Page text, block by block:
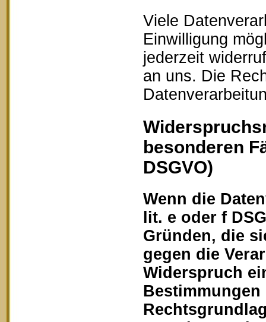
Viele
Einwilligung
jederzeit
an uns. Die
besonderen
DSGVO)
Wenn die
lit. e oder f
Gründen, die
gegen die
Widerspruch